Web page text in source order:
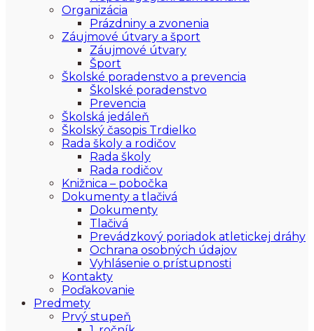
Organizácia
Prázdniny a zvonenia
Záujmové útvary a šport
Záujmové útvary
Šport
Školské poradenstvo a prevencia
Školské poradenstvo
Prevencia
Školská jedáleň
Školský časopis Trdielko
Rada školy a rodičov
Rada školy
Rada rodičov
Knižnica – pobočka
Dokumenty a tlačivá
Dokumenty
Tlačivá
Prevádzkový poriadok atletickej dráhy
Ochrana osobných údajov
Vyhlásenie o prístupnosti
Kontakty
Poďakovanie
Predmety
Prvý stupeň